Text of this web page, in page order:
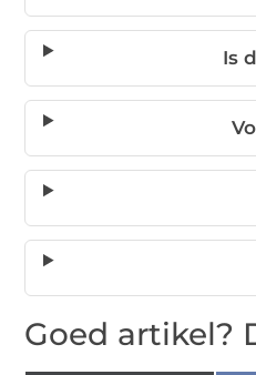
Is
Goed artikel?